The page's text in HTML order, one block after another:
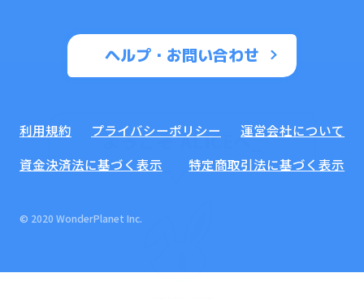
ようこそ ALICEへ_
ヘルプ・お問い合わせ
利用規約 プライバシーポリシー
運営会社について
資金決済法に基づく表示
特定商取引法に基づく表示
© 2020 WonderPlanet Inc.